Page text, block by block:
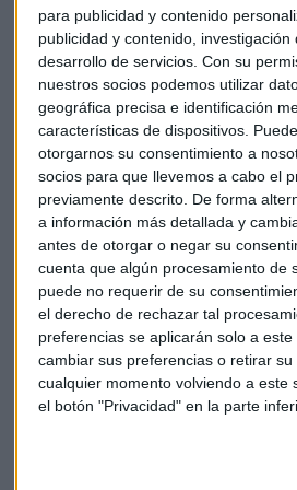
para publicidad y contenido
publicidad y contenido, investigación
desarrollo de servicios. Con su
nuestros socios podemos utilizar
geográfica precisa e identificación
características de dispositivos.
otorgarnos su consentimiento a
socios para que llevemos a cabo el
previamente descrito. De forma
a información más detallada y
antes de otorgar o negar su
cuenta que algún procesamiento de
puede no requerir de su
el derecho de rechazar tal
preferencias se aplicarán solo a
cambiar sus preferencias o retirar
cualquier momento volviendo a este
el botón "Privacidad" en la parte
valor.
En octubre pasado, Liu, de 66 años,
Politburó de 25 miembros, el
estructura de poder político de Pekín
Permanente del Politburó, de siete
Pekín fusionará sus reguladores
para administrar mejor su batalla
financieros, otorgará nuevos
formulación de políticas como el
nuevos ministerios a medida que Xi
mandato de cinco años como
China Economía Mercados